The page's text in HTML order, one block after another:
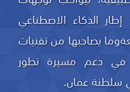
الذكاء الاصطناعي
يصاحبها من تقنيات
في دعم مسيرة تطور
سلطنة عمان.